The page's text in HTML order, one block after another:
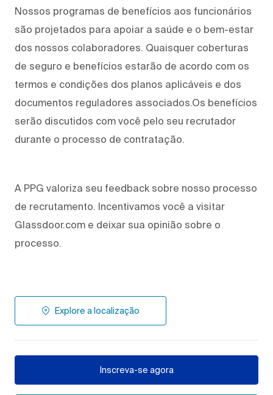
Nossos programas de benefícios aos funcionários
são projetados para apoiar a saúde e o bem-estar
dos nossos colaboradores. Quaisquer coberturas
de seguro e benefícios estarão de acordo com os
termos e condições dos planos aplicáveis e dos
documentos reguladores associados.Os benefícios
serão discutidos com você pelo seu recrutador
durante o processo de contratação.
A PPG valoriza seu feedback sobre nosso processo
de recrutamento. Incentivamos você a visitar
Glassdoor.com e deixar sua opinião sobre o
processo.
Explore a localização
Inscreva-se agora